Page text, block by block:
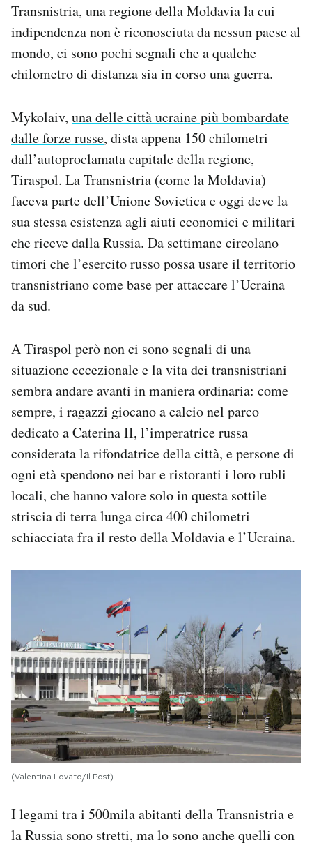
CALENDARIO
AREA PERSONALE
Area Personale
Notifiche mobile
Regala il Post
Hai bisogno di aiuto?
Esci
Transnistria, una regione della Moldavia la cui
indipendenza non è riconosciuta da nessun paese al
mondo, ci sono pochi segnali che a qualche
chilometro di distanza sia in corso una guerra.
Mykolaiv, una delle città ucraine più bombardate
dalle forze russe, dista appena 150 chilometri
dall’autoproclamata capitale della regione,
Tiraspol. La Transnistria (come la Moldavia)
faceva parte dell’Unione Sovietica e oggi deve la
sua stessa esistenza agli aiuti economici e militari
che riceve dalla Russia. Da settimane circolano
timori che l’esercito russo possa usare il territorio
transnistriano come base per attaccare l’Ucraina
da sud.
A Tiraspol però non ci sono segnali di una
situazione eccezionale e la vita dei transnistriani
sembra andare avanti in maniera ordinaria: come
sempre, i ragazzi giocano a calcio nel parco
dedicato a Caterina II, l’imperatrice russa
considerata la rifondatrice della città, e persone di
ogni età spendono nei bar e ristoranti i loro rubli
locali, che hanno valore solo in questa sottile
striscia di terra lunga circa 400 chilometri
schiacciata fra il resto della Moldavia e l’Ucraina.
(Valentina Lovato/Il Post)
I legami tra i 500mila abitanti della Transnistria e
la Russia sono stretti, ma lo sono anche quelli con